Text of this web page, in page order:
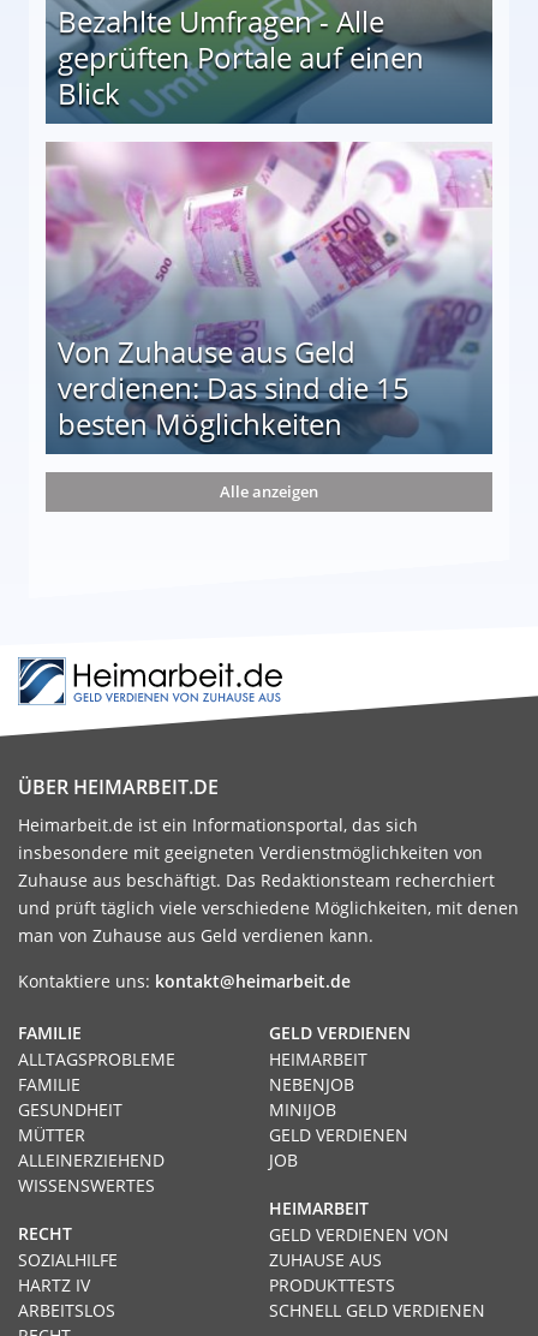
Bezahlte Umfragen - Alle
geprüften Portale auf einen
Blick
auf einen Blick
Von Zuhause aus Geld
verdienen: Das sind die 15
besten Möglichkeiten
die 15 besten Möglichkeiten
Alle anzeigen
ÜBER HEIMARBEIT.DE
Heimarbeit.de ist ein Informationsportal, das sich
insbesondere mit geeigneten Verdienstmöglichkeiten von
Zuhause aus beschäftigt. Das Redaktionsteam recherchiert
und prüft täglich viele verschiedene Möglichkeiten, mit denen
man von Zuhause aus Geld verdienen kann.
Kontaktiere uns: kontakt@heimarbeit.de
GELD VERDIENEN
HEIMARBEIT
NEBENJOB
MINIJOB
GELD VERDIENEN
JOB
HEIMARBEIT
GELD VERDIENEN VON
ZUHAUSE AUS
PRODUKTTESTS
SCHNELL GELD VERDIENEN
FAMILIE
ALLTAGSPROBLEME
FAMILIE
GESUNDHEIT
MÜTTER
ALLEINERZIEHEND
WISSENSWERTES
RECHT
SOZIALHILFE
HARTZ IV
ARBEITSLOS